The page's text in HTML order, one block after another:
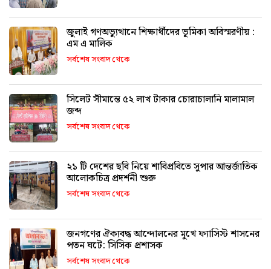
জুলাই গণঅভ্যুত্থানে শিক্ষার্থীদের ভূমিকা অবিস্মরণীয় :
এম এ মালিক
সর্বশেষ সংবাদ থেকে
সিলেট সীমান্তে ৫২ লাখ টাকার চোরাচালানি মালামাল
জব্দ
সর্বশেষ সংবাদ থেকে
২১ টি দেশের ছবি নিয়ে শাবিপ্রবিতে সুপার আন্তর্জাতিক
আলোকচিত্র প্রদর্শনী শুরু
সর্বশেষ সংবাদ থেকে
জনগণের ঐক্যবদ্ধ আন্দোলনের মুখে ফ্যাসিস্ট শাসনের
পতন ঘটে: সিসিক প্রশাসক
সর্বশেষ সংবাদ থেকে